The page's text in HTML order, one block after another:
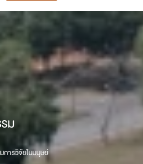
ม
การวิจัยในมนุษย์